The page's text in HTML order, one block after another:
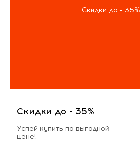
Скидки до - 35%
Скидки до - 35%
Успей купить по выгодной
цене!